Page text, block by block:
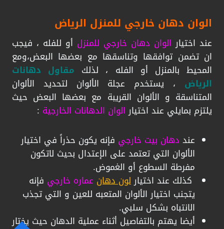
الوان دهان خارجي للمنزل الرياض
عند اختيار الوان دهان خارجي للمنزل أو للفله ، فيجب
ان تضمن توافقها وتناسقها مع بعضها البعض،ومع
المحيط بالمنزل أو الفله ، لذلك مقاول دهانات
الرياض ، يستخدم عجلة الألوان لتحديد الألوان
المتناسقة و الألوان القريبة مع بعضها البعض حيث
يلتزم بمايلي عند اختيار الوان الدهانات الخارجية :
عند دهان بيت خارجي فإنه يكون حذراً في اختيار
الألوان التي تعتمد على الإعتدال بحيث لاتكون
مفرطة السطوع أو الغموض.
كذلك عند اختيارلون دهان عماره خارجي فإنه
يتجنب اختيار الألوان المتعبه للعين و التي تجذب
الانتباه بشكل سلبي.
أيضا يهتم بالتفاصيل أثناء عملية الدهان حيث يختار